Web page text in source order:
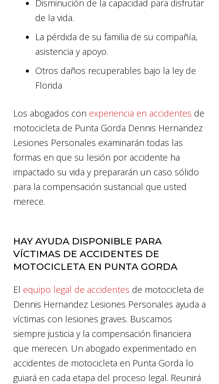
Disminución de la capacidad para disfrutar
de la vida.
La pérdida de su familia de su compañía,
asistencia y apoyo.
Otros daños recuperables bajo la ley de
Florida
Los abogados con experiencia en accidentes de
motocicleta de Punta Gorda Dennis Hernandez
Lesiones Personales examinarán todas las
formas en que su lesión por accidente ha
impactado su vida y prepararán un caso sólido
para la compensación sustancial que usted
merece.
HAY AYUDA DISPONIBLE PARA
VÍCTIMAS DE ACCIDENTES DE
MOTOCICLETA EN PUNTA GORDA
El equipo legal de accidentes de motocicleta de
Dennis Hernandez Lesiones Personales ayuda a
víctimas con lesiones graves. Buscamos
siempre justicia y la compensación financiera
que merecen. Un abogado experimentado en
accidentes de motocicleta en Punta Gorda lo
guiará en cada etapa del proceso legal. Reunirá